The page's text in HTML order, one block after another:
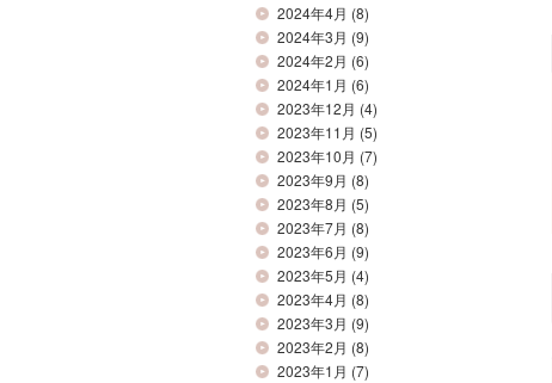
2024年4月 (8)
2024年3月 (9)
2024年2月 (6)
2024年1月 (6)
2023年12月 (4)
2023年11月 (5)
2023年10月 (7)
2023年9月 (8)
2023年8月 (5)
2023年7月 (8)
2023年6月 (9)
2023年5月 (4)
2023年4月 (8)
2023年3月 (9)
2023年2月 (8)
2023年1月 (7)